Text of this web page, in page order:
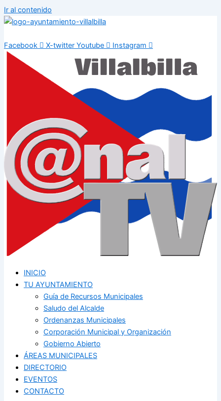
Ir al contenido
Facebook X-twitter Youtube Instagram
INICIO
TU AYUNTAMIENTO
Guía de Recursos Municipales
Saludo del Alcalde
Ordenanzas Municipales
Corporación Municipal y Organización
Gobierno Abierto
ÁREAS MUNICIPALES
DIRECTORIO
EVENTOS
CONTACTO